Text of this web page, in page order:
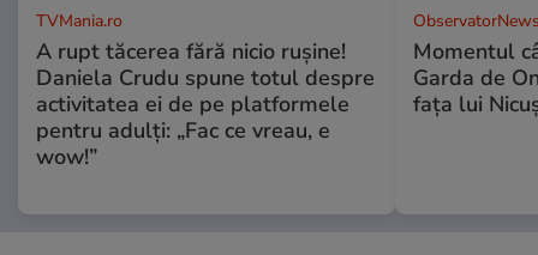
TVMania.ro
A rupt tăcerea fără nicio rușine!
Daniela Crudu spune totul despre
activitatea ei de pe platformele
pentru adulți: „Fac ce vreau, e
wow!”
Momentul
Garda de
fața lui